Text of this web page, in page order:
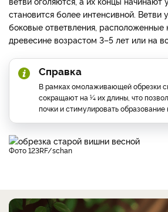
становится более интенсивной. Ветви
боковые ответвления, расположенные
древесине возрастом 3–5 лет или на
Справка
В рамках омолаживающей обрезки
сокращают на ¼ их длины, что
почки и стимулировать образование
фото 123RF/schan